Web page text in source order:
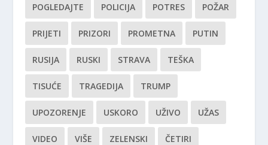
POGLEDAJTE POLICIJA POTRES POŽAR
PRIJETI PRIZORI PROMETNA PUTIN
RUSIJA RUSKI STRAVA TEŠKA
TISUĆE TRAGEDIJA TRUMP
UPOZORENJE USKORO UŽIVO UŽAS
VIDEO VIŠE ZELENSKI ČETIRI